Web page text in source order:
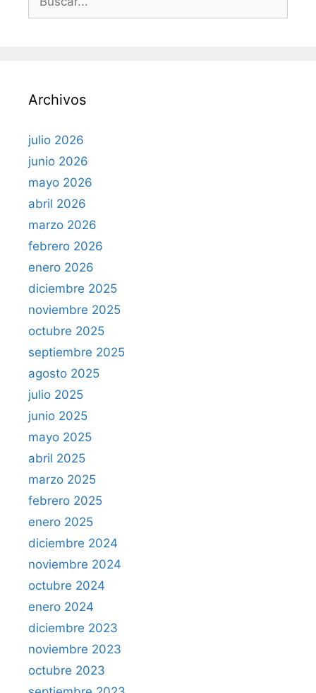
:Archivos
julio 2026
junio 2026
mayo 2026
abril 2026
marzo 2026
febrero 2026
enero 2026
diciembre 2025
noviembre 2025
octubre 2025
septiembre 2025
agosto 2025
julio 2025
junio 2025
mayo 2025
abril 2025
marzo 2025
febrero 2025
enero 2025
diciembre 2024
noviembre 2024
octubre 2024
enero 2024
diciembre 2023
noviembre 2023
octubre 2023